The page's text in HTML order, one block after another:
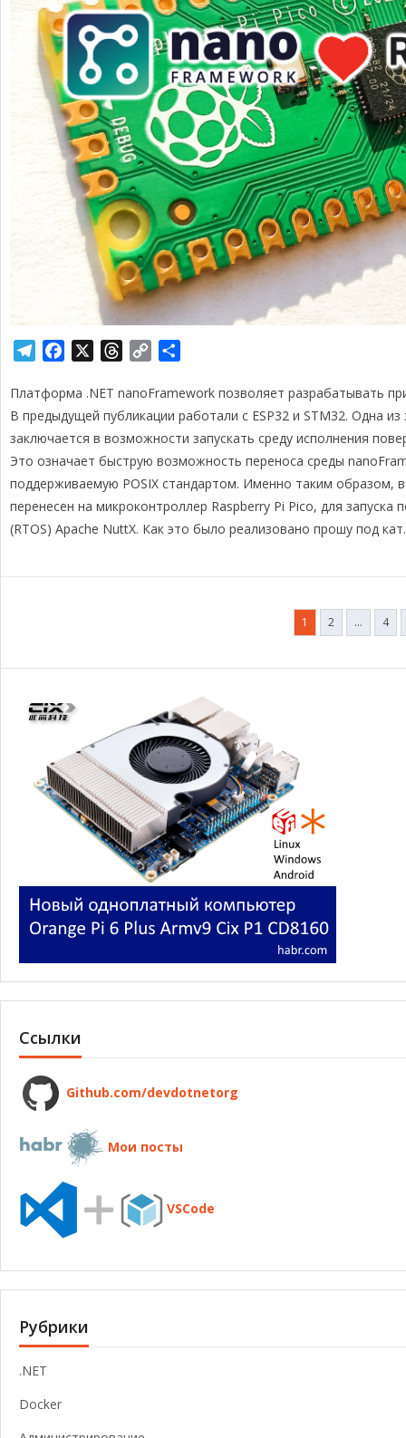
l
e
g
r
a
m
c
e
b
o
o
k
r
e
a
d
s
p
y
L
i
n
k
п
р
а
в
и
т
ь
Платформа .NET nanoFramework позволяет разрабатывать
В предыдущей публикации работали с ESP32 и STM32. Одна
заключается в возможности запускать среду исполнения
Это означает быструю возможность переноса среды
поддерживаемую POSIX стандартом. Именно таким образом,
перенесен на микроконтроллер Raspberry Pi Pico, для
(RTOS) Apache NuttX. Как это было реализовано прошу под кат.
1 2 … 4
Ссылки
Github.com/devdotnetorg
Мои посты
VSCode
Рубрики
.NET
Docker